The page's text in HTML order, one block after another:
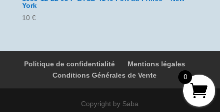
York
10 €
Politique de confidentialité
Mentions légales
Conditions Générales de Vente
Copyright by Saba
0